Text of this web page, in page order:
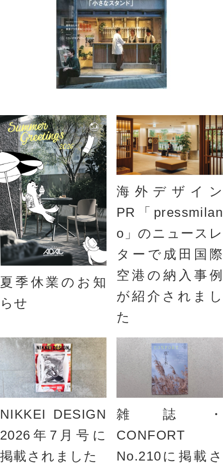
夏季休業のお知
らせ
海外デザイン
PR「pressmilan
o」のニュースレ
ターで成田国際
空港の納入事例
が紹介されまし
た
NIKKEI DESIGN
2026年7月号に
掲載されました
雑誌・
CONFORT
No.210に掲載さ